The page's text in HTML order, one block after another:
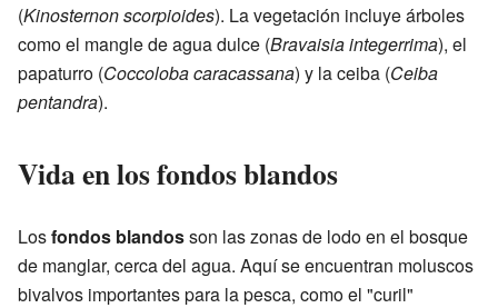
(Kinosternon scorpioides). La vegetación incluye árboles
como el mangle de agua dulce (Bravaisia integerrima), el
papaturro (Coccoloba caracassana) y la ceiba (Ceiba
pentandra).
Vida en los fondos blandos
Losfondos blandosson las zonas de lodo en el bosque
de manglar, cerca del agua. Aquí se encuentran moluscos
bivalvos importantes para la pesca, como el "curil"